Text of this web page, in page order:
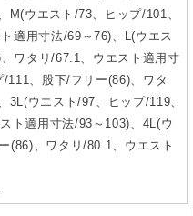
M(ウエスト/73、ヒップ/101、
適用寸法/69～76)、L(ウエス
ワタリ/67.1、ウエスト適用寸
111、股下/フリー(86)、ワタ
3L(ウエスト/97、ヒップ/119、
ト適用寸法/93～103)、4L(ウ
(86)、ワタリ/80.1、ウエスト